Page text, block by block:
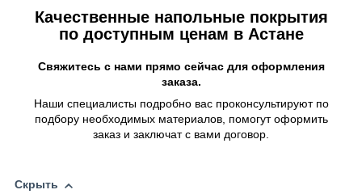
Качественные напольные покрытия
по доступным ценам в Астане
Свяжитесь с нами прямо сейчас для оформления
заказа.
Наши специалисты подробно вас проконсультируют по
подбору необходимых материалов, помогут оформить
заказ и заключат с вами договор.
Скрыть